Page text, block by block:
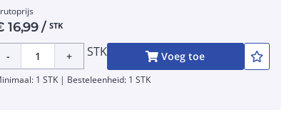
16,99/ STK
- + STK Voeg toe
1 STK | Besteleenheid: 1 STK